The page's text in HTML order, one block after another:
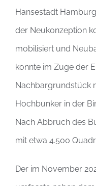
Hansestadt
der Neukonzeption
mobilisiert und
konnte im Zuge der
Nachbargrundstück
Hochbunker in der
Nach Abbruch des
mit etwa 4.500
Der im November